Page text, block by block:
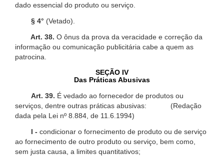
dado essencial do produto ou serviço.
§ 4° (Vetado).
Art. 38. O ônus da prova da veracidade e correção da
informação ou comunicação publicitária cabe a quem as
patrocina.
SEÇÃO IV
Das Práticas Abusivas
Art. 39. É vedado ao fornecedor de produtos ou
serviços, dentre outras práticas abusivas: (Redação
dada pela Lei nº 8.884, de 11.6.1994)
I - condicionar o fornecimento de produto ou de serviço
ao fornecimento de outro produto ou serviço, bem como,
sem justa causa, a limites quantitativos;